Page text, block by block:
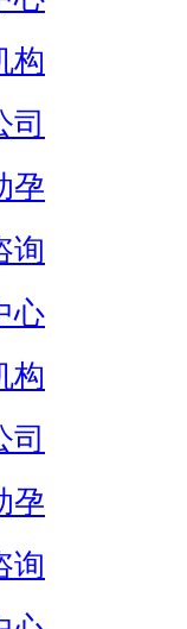
构
司
孕
询
心
构
司
孕
询